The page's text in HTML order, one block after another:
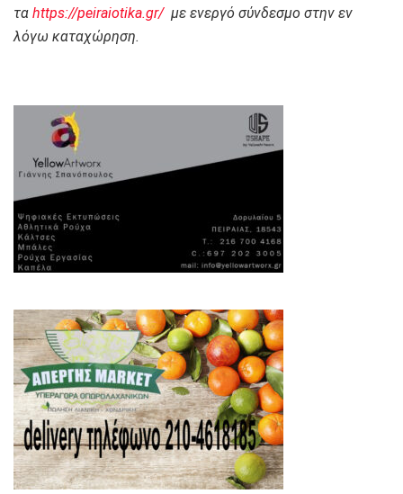
τα https://peiraiotika.gr/με ενεργό σύνδεσμο στην εν
λόγω καταχώρηση.